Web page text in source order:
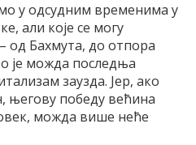
у одсудним временима у
али које се могу
од Бахмута, до отпора
је можда последња
заузда. Јер, ако
његову победу већина
можда више неће